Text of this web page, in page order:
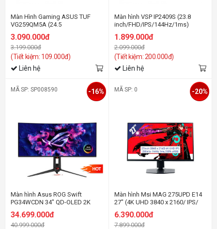
Màn Hình Gaming ASUS TUF
VG259QM5A (24.5
IPS/240Hz/0.03ms/loa)
3.090.000đ
3.199.000đ
(Tiết kiệm: 109.000đ)
Liên hệ
Màn hình VSP IP2409S (23.8
inch/FHD/IPS/144Hz/1ms)
1.899.000đ
2.099.000đ
(Tiết kiệm: 200.000đ)
Liên hệ
MÃ SP: SP008590
Màn hình Asus ROG Swift
PG34WCDN 34" QD-OLED 2K
360Hz USBC chuyên game
34.699.000đ
40.999.000đ
-16% MÃ SP: 0
Màn hình Msi MAG 275UPD E14
27" (4K UHD 3840 x 2160/ IPS/
144Hz/ 1 ms)
6.390.000đ
7.899.000đ
-20%